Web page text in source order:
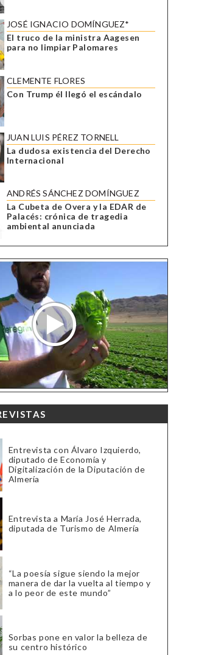
JOSÉ IGNACIO DOMÍNGUEZ*
El truco de la ministra Aagesen
para no limpiar Palomares
CLEMENTE FLORES
Con Trump él llegó el escándalo
JUAN LUIS PÉREZ TORNELL
La dudosa existencia del Derecho
Internacional
ANDRÉS SÁNCHEZ DOMÍNGUEZ
La Cubeta de Overa y la EDAR de
Palacés: crónica de tragedia
ambiental anunciada
Entrevista con Álvaro Izquierdo,
diputado de Economía y
Digitalización de la Diputación de
Almería
Entrevista a María José Herrada,
diputada de Turismo de Almería
“La poesía sigue siendo la mejor
manera de dar la vuelta al tiempo y
a lo peor de este mundo”
Sorbas pone en valor la belleza de
su centro histórico